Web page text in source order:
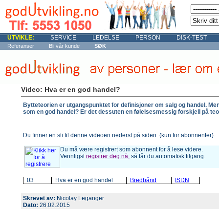
UTVIKLE: SERVICE LEDELSE PERSON DISK-TEST
Referanser Bli vår kunde SØK
Video: Hva er en god handel?
Bytteteorien er utgangspunktet for definisjoner om salg og handel.
som en god handel? Er det dessuten en følelsesmessig forskjell på
Du finner en sti til denne videoen nederst på siden (kun for abonnenter).
Du må være registrert som abonnent for å lese videre.
Vennligstregistrer deg nå, så får du automatisk tilgang.
03 Hva er en god handel Bredbånd ISDN
Skrevet av: Nicolay Leganger
Dato: 26.02.2015